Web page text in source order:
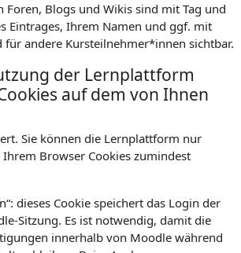
Foren, Blogs und Wikis sind mit Tag und
Eintrages, Ihrem Namen und ggf. mit
für andere Kursteilnehmer*innen sichtbar.
der Lernplattform
auf dem von Ihnen
Sie können die Lernplattform nur
Browser Cookies zumindest
dieses Cookie speichert das Login der
Sitzung. Es ist notwendig, damit die
innerhalb von Moodle während